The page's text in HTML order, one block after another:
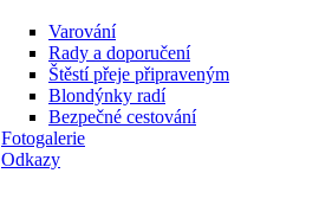
Varování
Rady a doporučení
Štěstí přeje připraveným
Blondýnky radí
Bezpečné cestování
Fotogalerie
Odkazy